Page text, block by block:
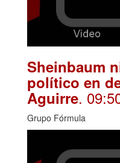
Sheinbaum
político en
Aguirre.
Grupo Fórmula